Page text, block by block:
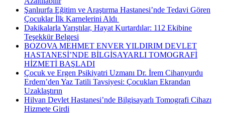
Şanlıurfa Eğitim ve Araştırma Hastanesi’nde Tedavi Gören
Çocuklar İlk Karnelerini Aldı ​
Dakikalarla Yarıştılar, Hayat Kurtardılar: 112 Ekibine
Teşekkür Belgesi
BOZOVA MEHMET ENVER YILDIRIM DEVLET
HASTANESİ’NDE BİLGİSAYARLI TOMOGRAFİ
HİZMETİ BAŞLADI
Çocuk ve Ergen Psikiyatri Uzmanı Dr. İrem Cihanyurdu
Erdem’den Yaz Tatili Tavsiyesi: Çocukları Ekrandan
Uzaklaştırın
Hilvan Devlet Hastanesi’nde Bilgisayarlı Tomografi Cihazı
Hizmete Girdi